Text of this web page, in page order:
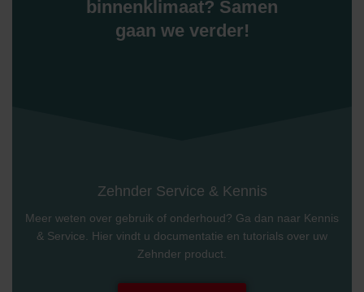
Zehnder Group UK Limited: Privacy Policy
binnenklimaat? Samen
gaan we verder!
Zehnder Service & Kennis
Meer weten over gebruik of onderhoud? Ga dan naar Kennis
& Service. Hier vindt u documentatie en tutorials over uw
Zehnder product.